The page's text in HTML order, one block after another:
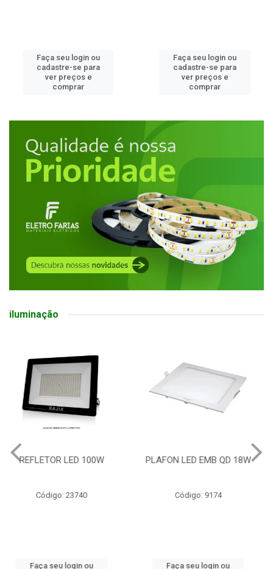
Faça seu login ou
cadastre-se para
ver preços e
comprar
Faça seu login ou
cadastre-se para
ver preços e
comprar
iluminação
PLAFON LED EMB QD 18W
Código: 9174
Faça seu login ou
LUMINARIA LED P/ POSTE
Código: 13699
Faça seu login ou